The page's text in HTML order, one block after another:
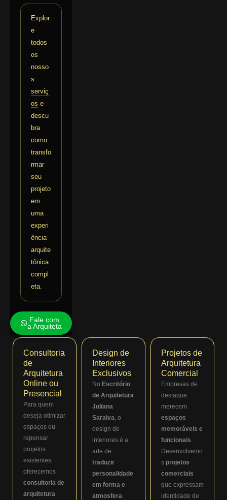
Explor
e
todos
os
nosso
s
serviç
os e
descu
bra
como
transfo
rmar
seu
projeto
em
uma
experi
ência
arquite
tônica
compl
eta.
Fale com
a Arquiteta
Consultoria
de
Arquitetura
Online ou
Presencial
Para quem
deseja otimizar
espaços ou
repensar
projetos
existentes,
oferecemos
consultoria de
arquitetura
Design de
Interiores
Exclusivos
No Escritório
de Arquitetura
Juliana
Saraiva , o
design de
interiores é a
arte de
traduzir
personalidade
em forma e
atmosfera
Projetos de
Arquitetura
Comercial
Empresas de
destaque
merecem
espaços
memoráveis e
funcionais
Desenvolvemo
s projetos
comerciais
que expressam
identidade de